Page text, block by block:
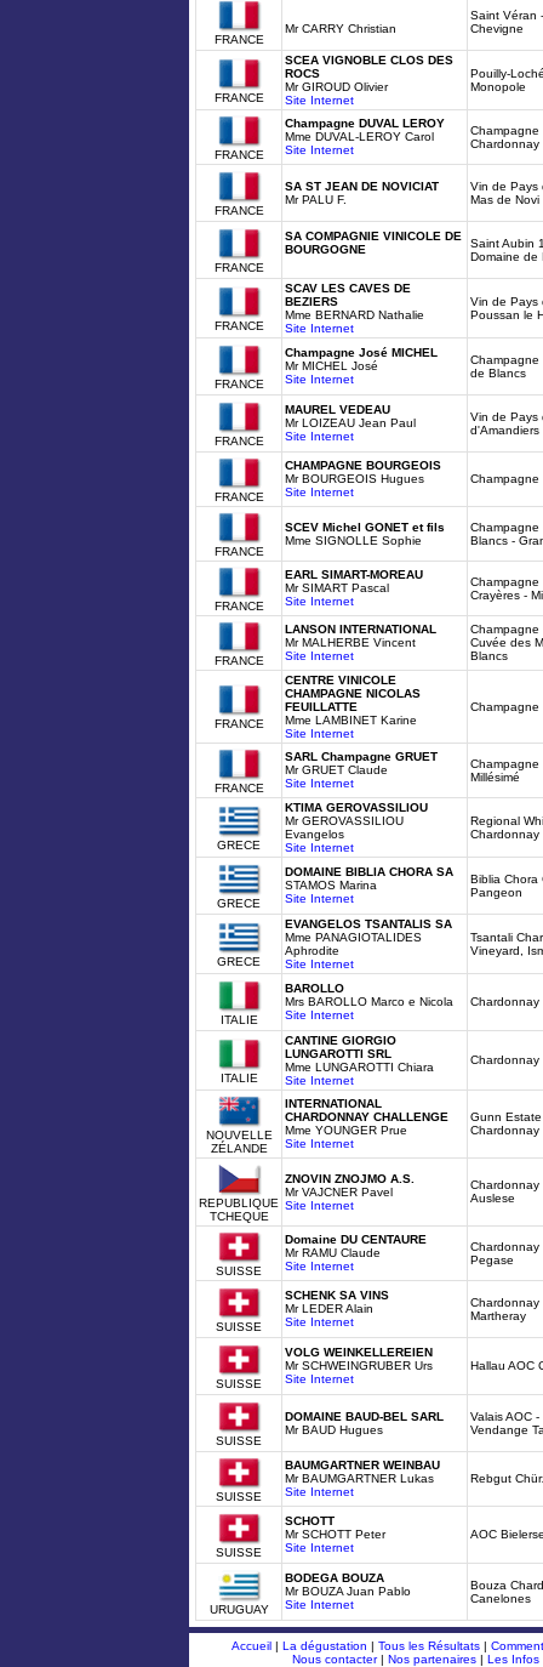
FRANCE
Mr CARRY Christian
Saint Véran
Chevigne
FRANCE
SCEA VIGNOBLE CLOS DES
ROCS
Mr GIROUD Olivier
Site Internet
Pouilly-
Monopole
FRANCE
Champagne DUVAL LEROY
Mme DUVAL-LEROY Carol
Site Internet
Champagne
Chardonnay
FRANCE
SA ST JEAN DE NOVICIAT
Mr PALU F.
Vin de Pays
Mas de Novi
FRANCE
SA COMPAGNIE VINICOLE DE
BOURGOGNE
Saint Aubin
Domaine de
FRANCE
SCAV LES CAVES DE
BEZIERS
Mme BERNARD Nathalie
Site Internet
Vin de Pays
Poussan le
FRANCE
Champagne José MICHEL
Mr MICHEL José
Site Internet
Champagne
de Blancs
FRANCE
MAUREL VEDEAU
Mr LOIZEAU Jean Paul
Site Internet
Vin de Pays
d'Amandiers
FRANCE
CHAMPAGNE BOURGEOIS
Mr BOURGEOIS Hugues
Site Internet
Champagne
FRANCE
SCEV Michel GONET et fils
Mme SIGNOLLE Sophie
Champagne
Blancs -
FRANCE
EARL SIMART-MOREAU
Mr SIMART Pascal
Site Internet
Champagne
Crayères -
FRANCE
LANSON INTERNATIONAL
Mr MALHERBE Vincent
Site Internet
Champagne
Cuvée des
Blancs
FRANCE
CENTRE VINICOLE
CHAMPAGNE NICOLAS
FEUILLATTE
Mme LAMBINET Karine
Site Internet
Champagne
FRANCE
SARL Champagne GRUET
Mr GRUET Claude
Site Internet
Champagne
Millésimé
GRECE
KTIMA GEROVASSILIOU
Mr GEROVASSILIOU
Evangelos
Site Internet
Regional
Chardonnay
GRECE
DOMAINE BIBLIA CHORA SA
STAMOS Marina
Site Internet
Biblia Chora
Pangeon
GRECE
EVANGELOS TSANTALIS SA
Mme PANAGIOTALIDES
Aphrodite
Site Internet
Tsantali
Vineyard,
ITALIE
BAROLLO
Mrs BAROLLO Marco e Nicola
Site Internet
Chardonnay
ITALIE
CANTINE GIORGIO
LUNGAROTTI SRL
Mme LUNGAROTTI Chiara
Site Internet
Chardonnay
NOUVELLE
ZÉLANDE
INTERNATIONAL
CHARDONNAY CHALLENGE
Mme YOUNGER Prue
Site Internet
Gunn
Chardonnay
REPUBLIQUE
TCHEQUE
ZNOVIN ZNOJMO A.S.
Mr VAJCNER Pavel
Site Internet
Chardonnay
Auslese
SUISSE
Domaine DU CENTAURE
Mr RAMU Claude
Site Internet
Chardonnay
Pegase
SUISSE
SCHENK SA VINS
Mr LEDER Alain
Site Internet
Chardonnay
Martheray
SUISSE
VOLG WEINKELLEREIEN
Mr SCHWEINGRUBER Urs
Site Internet
Hallau AOC
SUISSE
DOMAINE BAUD-BEL SARL
Mr BAUD Hugues
Valais AOC
Vendange
SUISSE
BAUMGARTNER WEINBAU
Mr BAUMGARTNER Lukas
Site Internet
Rebgut
SUISSE
SCHOTT
Mr SCHOTT Peter
Site Internet
AOC
URUGUAY
BODEGA BOUZA
Mr BOUZA Juan Pablo
Site Internet
Bouza
Canelones
Accueil| La dégustation | Tous les Résultats|
Nous contacter| Nos partenaires| Les Infos